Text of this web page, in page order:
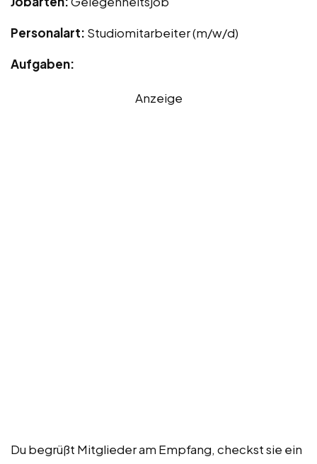
Personalart: Studiomitarbeiter (m/w/d)
Aufgaben:
Anzeige
Du begrüßt Mitglieder am Empfang, checkst sie ein